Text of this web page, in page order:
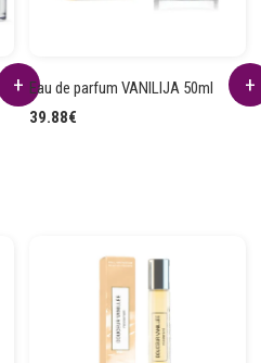
Eau de parfum VANILIJA 50ml
39.88€